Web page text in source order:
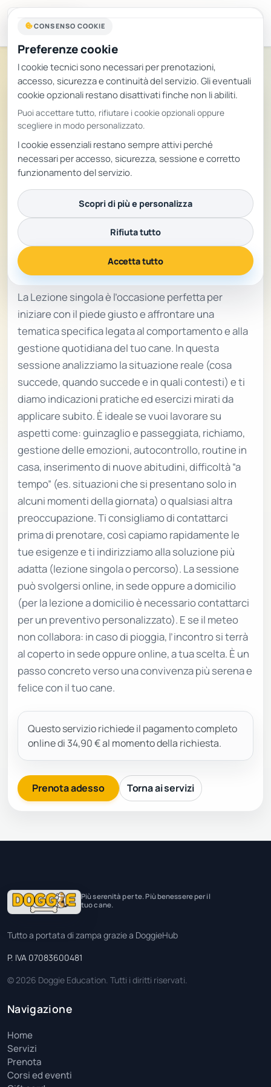
DOGGIE EDUCATION
Lezione singola
DURATA
60 min a lezione
PREZZO
Pagamento online
completo
La Lezione singola è l’occasione perfetta per
iniziare con il piede giusto e affrontare una
tematica specifica legata al comportamento e alla
gestione quotidiana del tuo cane. In questa
sessione analizziamo la situazione reale (cosa
succede, quando succede e in quali contesti) e ti
diamo indicazioni pratiche ed esercizi mirati da
applicare subito. È ideale se vuoi lavorare su
aspetti come: guinzaglio e passeggiata, richiamo,
gestione delle emozioni, autocontrollo, routine in
casa, inserimento di nuove abitudini, difficoltà “a
tempo” (es. situazioni che si presentano solo in
alcuni momenti della giornata) o qualsiasi altra
preoccupazione. Ti consigliamo di contattarci
prima di prenotare, così capiamo rapidamente le
tue esigenze e ti indirizziamo alla soluzione più
adatta (lezione singola o percorso). La sessione
può svolgersi online, in sede oppure a domicilio
(per la lezione a domicilio è necessario contattarci
per un preventivo personalizzato). E se il meteo
non collabora: in caso di pioggia, l’incontro si terrà
al coperto in sede oppure online, a tua scelta. È un
passo concreto verso una convivenza più serena e
felice con il tuo cane.
Questo servizio richiede il pagamento completo
online di 34,90 € al momento della richiesta.
Prenota adesso Torna ai servizi
Più serenità per te. Più benessere per il
tuo cane.
Tutto a portata di zampa grazie a DoggieHub
P. IVA 07083600481
© 2026 Doggie Education. Tutti i diritti riservati.
Navigazione
Home
Servizi
Prenota
Corsi ed eventi
CONSENSO COOKIE
Preferenze cookie
I cookie tecnici sono necessari per prenotazioni,
accesso, sicurezza e continuità del servizio. Gli eventuali
cookie opzionali restano disattivati finche non li abiliti.
Puoi accettare tutto, rifiutare i cookie opzionali oppure
scegliere in modo personalizzato.
I cookie essenziali restano sempre attivi perché
necessari per accesso, sicurezza, sessione e corretto
funzionamento del servizio.
Scopri di più e personalizza
Rifiuta tutto
Accetta tutto